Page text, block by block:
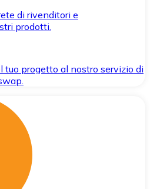
di rivenditori e
prodotti.
tuo progetto al nostro servizio di